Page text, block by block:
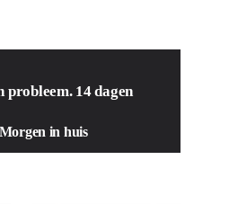
probleem. 14 dagen
in huis